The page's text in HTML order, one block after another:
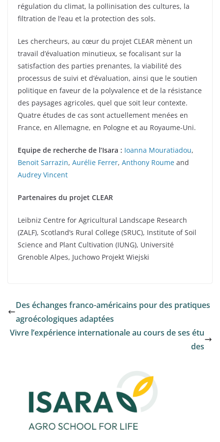
régulation du climat, la pollinisation des cultures, la
filtration de l’eau et la protection des sols.
Les chercheurs, au cœur du projet CLEAR mènent un
travail d’évaluation minutieux, se focalisant sur la
satisfaction des parties prenantes, la viabilité des
processus de suivi et d’évaluation, ainsi que le soutien
politique en faveur de la polyvalence et de la résistance
des paysages agricoles, quel que soit leur contexte.
Quatre études de cas sont actuellement menées en
France, en Allemagne, en Pologne et au Royaume-Uni.
Equipe de recherche de l’Isara : Ioanna Mouratiadou,
Benoit Sarrazin, Aurélie Ferrer, Anthony Roume and
Audrey Vincent
Partenaires du projet CLEAR
Leibniz Centre for Agricultural Landscape Research
(ZALF), Scotland’s Rural College (SRUC), Institute of Soil
Science and Plant Cultivation (IUNG), Université
Grenoble Alpes, Juchowo Projekt Wiejski
Des échanges franco-américains pour des pratiques
agroécologiques adaptées
Vivre l’expérience internationale au cours de ses étu
des